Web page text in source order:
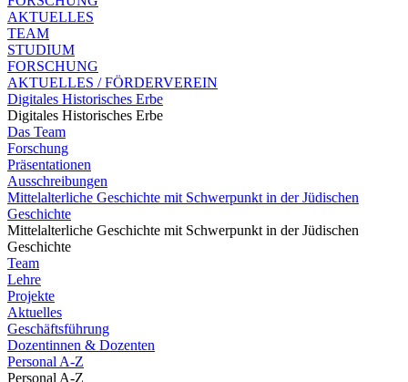
AKTUELLES
TEAM
STUDIUM
FORSCHUNG
AKTUELLES / FÖRDERVEREIN
Digitales Historisches Erbe
Digitales Historisches Erbe
Das Team
Forschung
Präsentationen
Ausschreibungen
Mittelalterliche Geschichte mit Schwerpunkt in der Jüdischen
Geschichte
Mittelalterliche Geschichte mit Schwerpunkt in der Jüdischen
Geschichte
Team
Lehre
Projekte
Aktuelles
Geschäftsführung
Dozentinnen & Dozenten
Personal A-Z
Personal A-Z